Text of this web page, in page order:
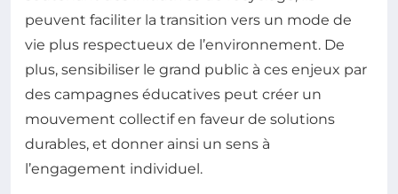
peuvent faciliter la transition vers un mode de
vie plus respectueux de l’environnement. De
plus, sensibiliser le grand public à ces enjeux par
des campagnes éducatives peut créer un
mouvement collectif en faveur de solutions
durables, et donner ainsi un sens à
l’engagement individuel.